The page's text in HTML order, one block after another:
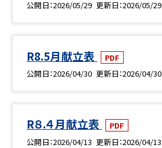
公開日 2026/05/29 更新日 2026/05/29
R8.5月献立表
PDF
公開日 2026/04/30 更新日 2026/04/30
R８.４月献立表
PDF
公開日 2026/04/13 更新日 2026/04/13